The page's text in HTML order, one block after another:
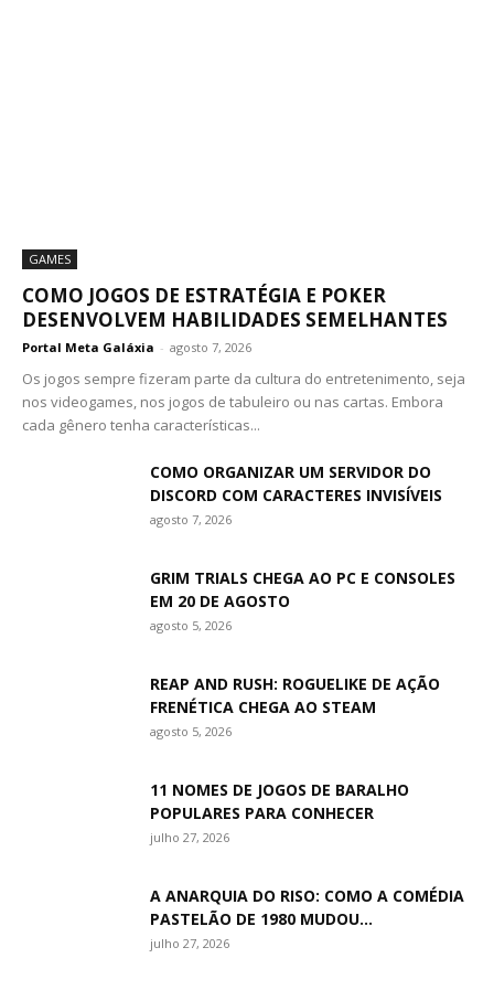
GAMES
COMO JOGOS DE ESTRATÉGIA E POKER
DESENVOLVEM HABILIDADES SEMELHANTES
Portal Meta Galáxia - agosto 7, 2026
Os jogos sempre fizeram parte da cultura do entretenimento, seja
nos videogames, nos jogos de tabuleiro ou nas cartas. Embora
cada gênero tenha características...
COMO ORGANIZAR UM SERVIDOR DO
DISCORD COM CARACTERES INVISÍVEIS
agosto 7, 2026
GRIM TRIALS CHEGA AO PC E CONSOLES
EM 20 DE AGOSTO
agosto 5, 2026
REAP AND RUSH: ROGUELIKE DE AÇÃO
FRENÉTICA CHEGA AO STEAM
agosto 5, 2026
11 NOMES DE JOGOS DE BARALHO
POPULARES PARA CONHECER
julho 27, 2026
A ANARQUIA DO RISO: COMO A COMÉDIA
PASTELÃO DE 1980 MUDOU...
julho 27, 2026